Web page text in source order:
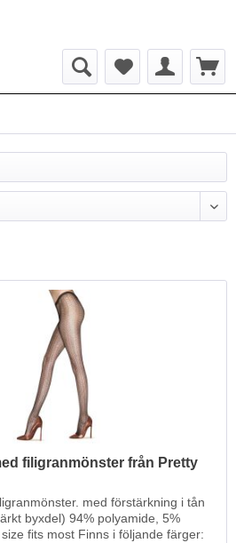
filigranmönster från Pretty
med förstärkning i tån
byxdel) 94% polyamide, 5%
fits most Finns i följande färger: